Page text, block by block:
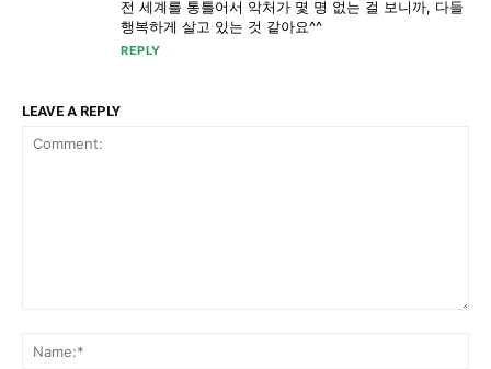
전 세계를 통틀어서 악처가 몇 명 없는 걸 보니까, 다들
행복하게 살고 있는 것 같아요^^
REPLY
LEAVE A REPLY